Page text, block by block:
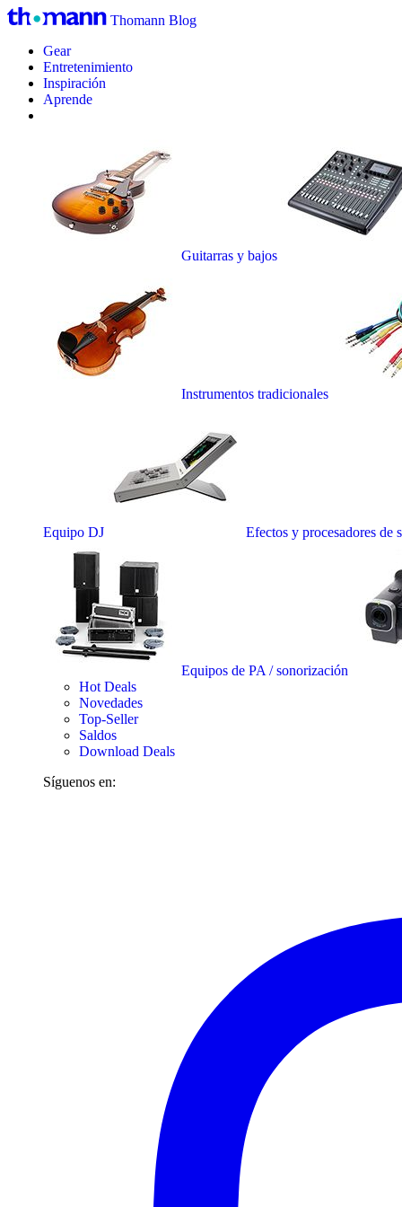
Thomann Blog
Gear
Entretenimiento
Inspiración
Aprende
Guitarras y bajos
Instrumentos tradicionales
Equipo DJ Efectos y procesadores de
Equipos de PA / sonorización
Hot Deals
Novedades
Top-Seller
Saldos
Download Deals
Síguenos en: